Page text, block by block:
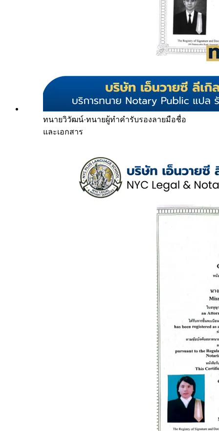
ทนายวิวัฒน์·ทนายผู้ทำคำรับรองลายมือชื่อ
และเอกสาร